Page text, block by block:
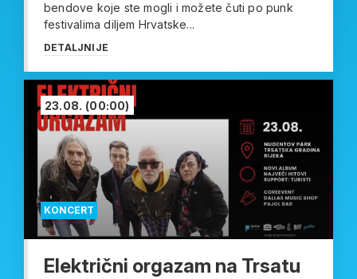
bendove koje ste mogli i možete čuti po punk
festivalima diljem Hrvatske...
DETALJNIJE
KONCERT
23.08. (00:00)
Električni orgazam na Trsatu